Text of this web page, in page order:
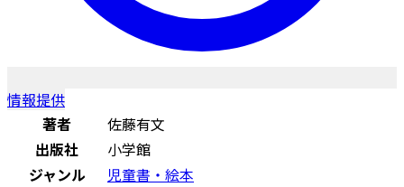
情報提供
著者
佐藤有文
出版社
小学館
ジャンル
児童書・絵本